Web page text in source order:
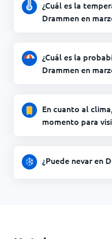
¿Cuál es la
Drammen en
¿Cuál es la
Drammen en
En cuanto al
momento para
¿Puede nevar en